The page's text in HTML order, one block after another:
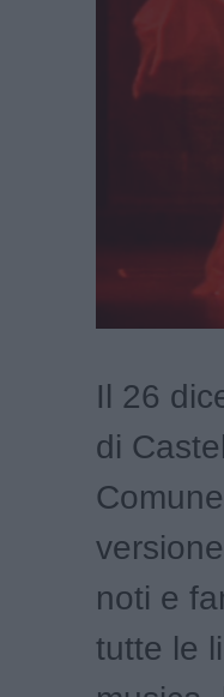
Il 26
di
noti e
tutte le